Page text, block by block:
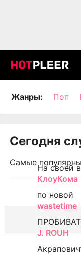
Жанры: Поп
Сегодня
Самые
На своей
КлоуКома
по новой
wastetime
J. ROUH